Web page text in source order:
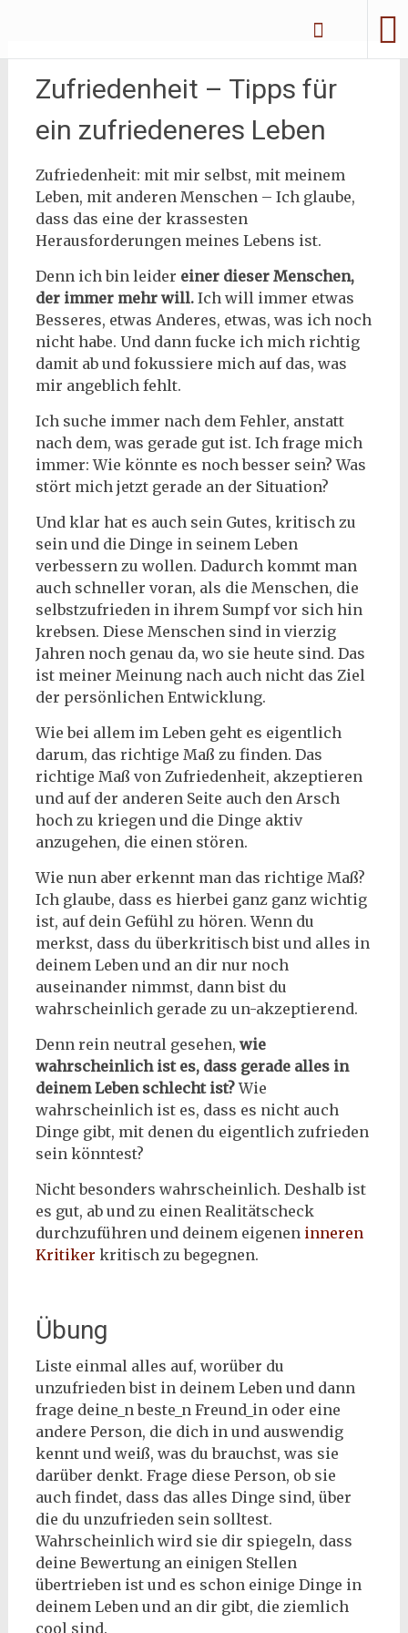
springen
Zufriedenheit – Tipps für
ein zufriedeneres Leben
Zufriedenheit: mit mir selbst, mit meinem
Leben, mit anderen Menschen – Ich glaube,
dass das eine der krassesten
Herausforderungen meines Lebens ist.
Denn ich bin leider einer dieser Menschen,
der immer mehr will.Ich will immer etwas
Besseres, etwas Anderes, etwas, was ich noch
nicht habe. Und dann fucke ich mich richtig
damit ab und fokussiere mich auf das, was
mir angeblich fehlt.
Ich suche immer nach dem Fehler, anstatt
nach dem, was gerade gut ist. Ich frage mich
immer: Wie könnte es noch besser sein? Was
stört mich jetzt gerade an der Situation?
Und klar hat es auch sein Gutes, kritisch zu
sein und die Dinge in seinem Leben
verbessern zu wollen. Dadurch kommt man
auch schneller voran, als die Menschen, die
selbstzufrieden in ihrem Sumpf vor sich hin
krebsen. Diese Menschen sind in vierzig
Jahren noch genau da, wo sie heute sind. Das
ist meiner Meinung nach auch nicht das Ziel
der persönlichen Entwicklung.
Wie bei allem im Leben geht es eigentlich
darum, das richtige Maß zu finden. Das
richtige Maß von Zufriedenheit, akzeptieren
und auf der anderen Seite auch den Arsch
hoch zu kriegen und die Dinge aktiv
anzugehen, die einen stören.
Wie nun aber erkennt man das richtige Maß?
Ich glaube, dass es hierbei ganz ganz wichtig
ist, auf dein Gefühl zu hören. Wenn du
merkst, dass du überkritisch bist und alles in
deinem Leben und an dir nur noch
auseinander nimmst, dann bist du
wahrscheinlich gerade zu un-akzeptierend.
Denn rein neutral gesehen, wie
wahrscheinlich ist es, dass gerade alles in
deinem Leben schlecht ist?Wie
wahrscheinlich ist es, dass es nicht auch
Dinge gibt, mit denen du eigentlich zufrieden
sein könntest?
Nicht besonders wahrscheinlich. Deshalb ist
es gut, ab und zu einen Realitätscheck
durchzuführen und deinem eigenen inneren
Kritiker kritisch zu begegnen.
Übung
Liste einmal alles auf, worüber du
unzufrieden bist in deinem Leben und dann
frage deine_n beste_n Freund_in oder eine
andere Person, die dich in und auswendig
kennt und weiß, was du brauchst, was sie
darüber denkt. Frage diese Person, ob sie
auch findet, dass das alles Dinge sind, über
die du unzufrieden sein solltest.
Wahrscheinlich wird sie dir spiegeln, dass
deine Bewertung an einigen Stellen
übertrieben ist und es schon einige Dinge in
deinem Leben und an dir gibt, die ziemlich
cool sind.